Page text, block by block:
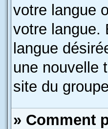
votre langue
votre langue.
langue
une nouvelle
site du
» Comment